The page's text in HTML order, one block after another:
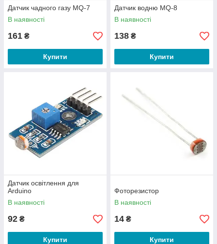
Датчик чадного газу MQ-7
В наявності
161 ₴
Купити
Датчик водню MQ-8
В наявності
138 ₴
Купити
Датчик освітлення для
Arduino
В наявності
92 ₴
Купити
Фоторезистор
В наявності
14 ₴
Купити